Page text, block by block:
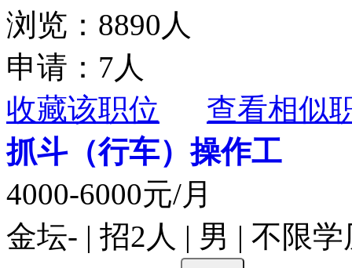
浏览：8890人
申请：7人
收藏该职位
查看相似
抓斗（行车）操作工
4000-6000元/月
金坛- | 招2人 | 男 | 不限